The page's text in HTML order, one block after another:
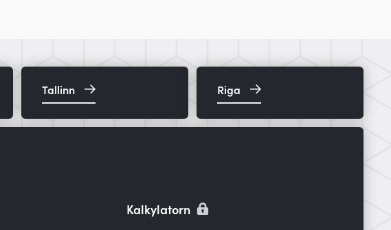
Tallinn Riga
Kalkylatorn